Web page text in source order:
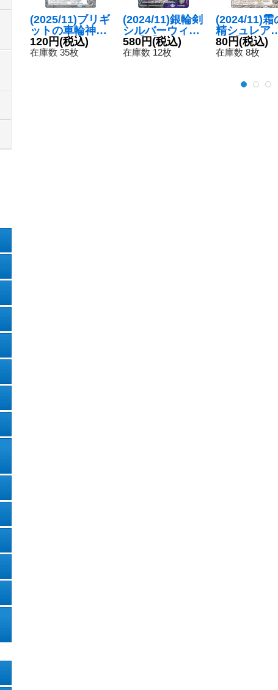
(2025/11)ブリギ
ットの車輪神殿
(Xレア仕様/LM2
025収録)【C】
120円(税込)
在庫数 35枚
(2024/11)銀輪剣
シルバーウィー
ル【X】{BS70-
X07}《多》
580円(税込)
在庫数 12枚
(2024/11)霜
精シュレア
【C】{BS70-
8}《白》
80円(税込)
在庫数 8枚